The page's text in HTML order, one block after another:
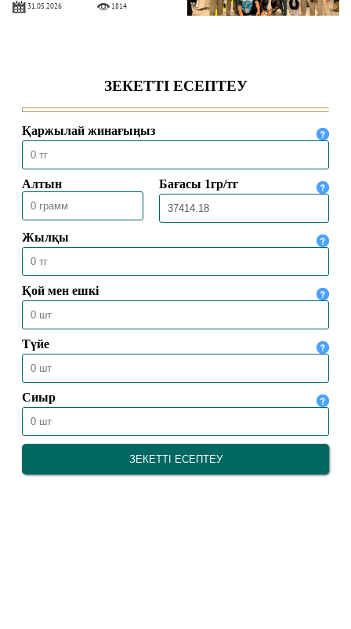
31.05.2026 1814
30.05.2026 4453
МЕККЕДЕ 1447 ҺИЖРИ ЖЫЛҒЫ
ҚАЖЫЛЫҚ МАУСЫМЫ
ҚОРЫТЫНДЫЛАНДЫ
30.05.2026